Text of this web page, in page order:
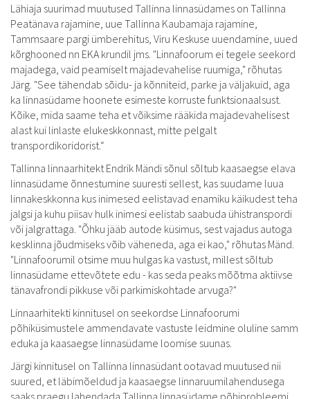
Lähiaja suurimad muutused Tallinna linnasüdames on Tallinna
Peatänava rajamine, uue Tallinna Kaubamaja rajamine,
Tammsaare pargi ümberehitus, Viru Keskuse uuendamine, uued
kõrghooned nn EKA krundil jms. "Linnafoorum ei tegele seekord
majadega, vaid peamiselt majadevahelise ruumiga," rõhutas
Järg. "See tähendab sõidu- ja kõnniteid, parke ja väljakuid, aga
ka linnasüdame hoonete esimeste korruste funktsionaalsust.
Kõike, mida saame teha et võiksime rääkida majadevahelisest
alast kui linlaste elukeskkonnast, mitte pelgalt
transpordikoridorist.“
Tallinna linnaarhitekt Endrik Mändi sõnul sõltub kaasaegse elava
linnasüdame õnnestumine suuresti sellest, kas suudame luua
linnakeskkonna kus inimesed eelistavad enamiku käikudest teha
jalgsi ja kuhu piisav hulk inimesi eelistab saabuda ühistranspordi
või jalgrattaga. "Õhku jääb autode küsimus, sest vajadus autoga
kesklinna jõudmiseks võib väheneda, aga ei kao," rõhutas Mänd.
"Linnafoorumil otsime muu hulgas ka vastust, millest sõltub
linnasüdame ettevõtete edu - kas seda peaks mõõtma aktiivse
tänavafrondi pikkuse või parkimiskohtade arvuga?"
Linnaarhitekti kinnitusel on seekordse Linnafoorumi
põhiküsimustele ammendavate vastuste leidmine oluline samm
eduka ja kaasaegse linnasüdame loomise suunas.
Järgi kinnitusel on Tallinna linnasüdant ootavad muutused nii
suured, et läbimõeldud ja kaasaegse linnaruumilahendusega
saaks praegu lahendada Tallinna linnasüdame põhiprobleemi,